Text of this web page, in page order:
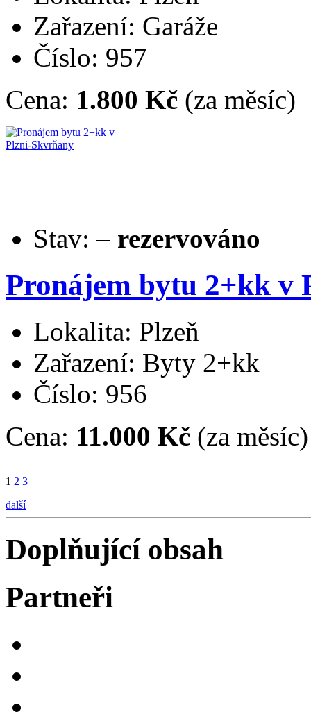
Zařazení: Garáže
Číslo: 957
Cena: 1.800 Kč (za měsíc)
Stav: – rezervováno
Pronájem bytu 2+kk v
Lokalita: Plzeň
Zařazení: Byty 2+kk
Číslo: 956
Cena: 11.000 Kč (za měsíc)
1 2 3
další
Doplňující obsah
Partneři